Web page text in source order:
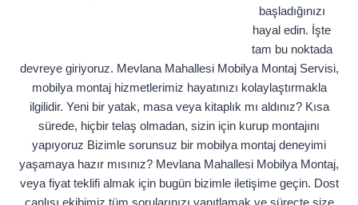
başladığınızı
hayal edin. İşte
tam bu noktada
devreye giriyoruz. Mevlana Mahallesi Mobilya Montaj Servisi,
mobilya montaj hizmetlerimiz hayatınızı kolaylaştırmakla
ilgilidir. Yeni bir yatak, masa veya kitaplık mı aldınız? Kısa
sürede, hiçbir telaş olmadan, sizin için kurup montajını
yapıyoruz Bizimle sorunsuz bir mobilya montaj deneyimi
yaşamaya hazır mısınız? Mevlana Mahallesi Mobilya Montaj,
veya fiyat teklifi almak için bugün bizimle iletişime geçin. Dost